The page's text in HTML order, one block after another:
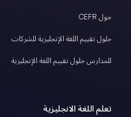
حول CEFR
حلول تقييم اللغة الإنجليزية للشركات
للمدارس حلول تقييم اللغة الإنجليزية
تعلم اللغة الانجليزية